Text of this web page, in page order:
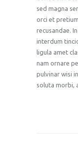
sed magna
orci et
recusandae.
interdum
ligula amet
nam ornare
pulvinar wisi
soluta morbi,